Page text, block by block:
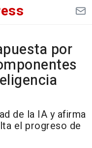
por
de la IA y afirma
el progreso de